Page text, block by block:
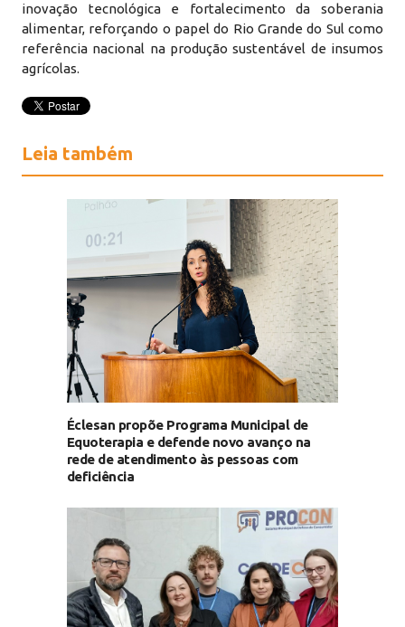
inovação tecnológica e fortalecimento da soberania
alimentar, reforçando o papel do Rio Grande do Sul como
referência nacional na produção sustentável de insumos
agrícolas.
Leia também
Éclesan propõe Programa Municipal de
Equoterapia e defende novo avanço na
rede de atendimento às pessoas com
deficiência